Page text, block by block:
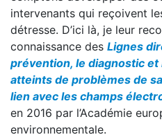
intervenants qui reçoivent
détresse. D’ici là, je leur
connaissance des Lignes
prévention, le diagnostic
atteints de problèmes de
lien avec les champs
en 2016 par l’Académie
environnementale.